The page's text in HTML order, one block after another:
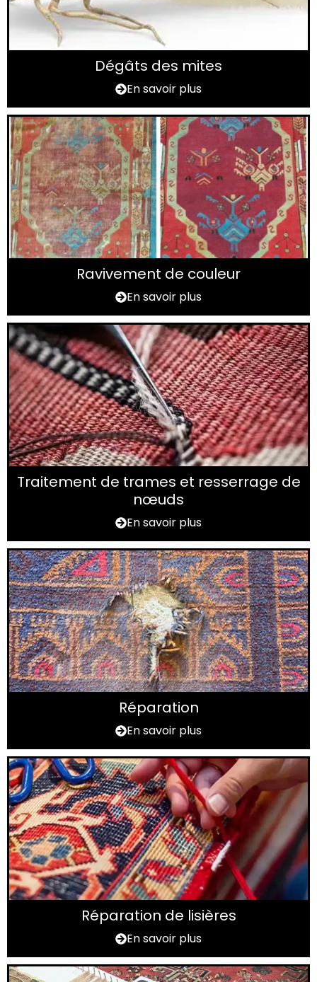
Dégâts des mites
En savoir plus
Ravivement de couleur
En savoir plus
Traitement de trames et resserrage de
nœuds
En savoir plus
Réparation
En savoir plus
Réparation de lisières
En savoir plus